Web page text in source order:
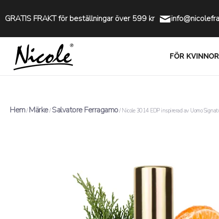
GRATIS FRAKT för beställningar över 599 kr
FÖR KVINNOR
Hem/ Märke/ Salvatore Ferragamo/ Nicole 3014 EDP inspirerad av Uomo